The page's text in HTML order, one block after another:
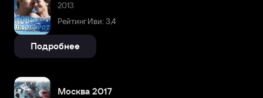
2013
Рейтинг Иви: 3,4
Подробнее
Москва 2017